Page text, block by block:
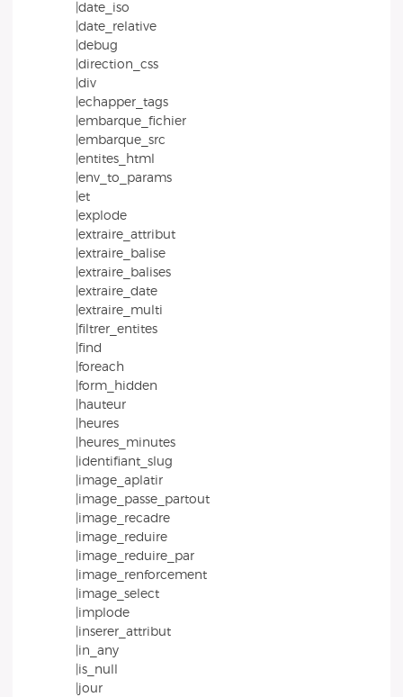
|date_iso
|date_relative
|debug
|direction_css
|div
|echapper_tags
|embarque_fichier
|embarque_src
|entites_html
|env_to_params
|et
|explode
|extraire_attribut
|extraire_balise
|extraire_balises
|extraire_date
|extraire_multi
|filtrer_entites
|find
|foreach
|form_hidden
|hauteur
|heures
|heures_minutes
|identifiant_slug
|image_aplatir
|image_passe_partout
|image_recadre
|image_reduire
|image_reduire_par
|image_renforcement
|image_select
|implode
|inserer_attribut
|in_any
|is_null
|jour